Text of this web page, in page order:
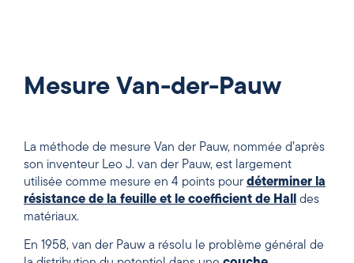
Mesure Van-der-Pauw
La méthode de mesure Van der Pauw, nommée d’après
son inventeur Leo J. van der Pauw, est largement
utilisée comme mesure en 4 points pour déterminer la
résistance de la feuille et le coefficient de Hall
des
matériaux.
En 1958, van der Pauw a résolu le problème général de